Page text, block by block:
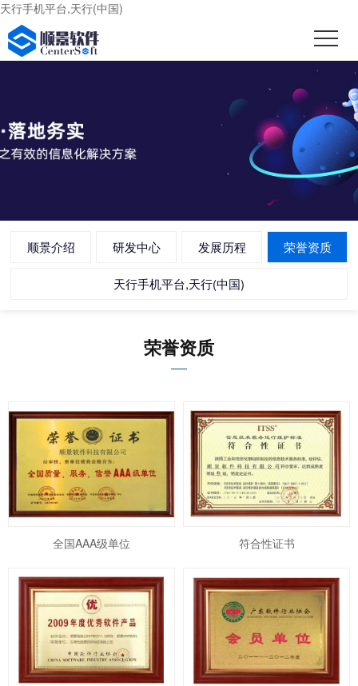
天行手机平台,天行(中国)
顺景介绍 研发中心 发展历程 荣誉资质
天行手机平台,天行(中国)
荣誉资质
全国AAA级单位 符合性证书